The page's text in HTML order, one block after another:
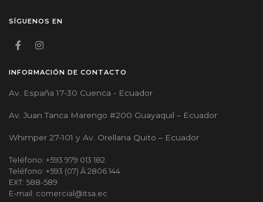
SÍGUENOS EN
INFORMACIÓN DE CONTACTO
Av. España 17-30 Cuenca - Ecuador
Av. Juan Tanca Marengo #200 Guayaquil – Ecuador
Whimper 27-101 y Av. Orellana Quito – Ecuador
Teléfono: +593 979 013 182
Teléfono: +593 (07) Â 2806 144
EXT: 588-589
E-mail: comercial@itsa.ec